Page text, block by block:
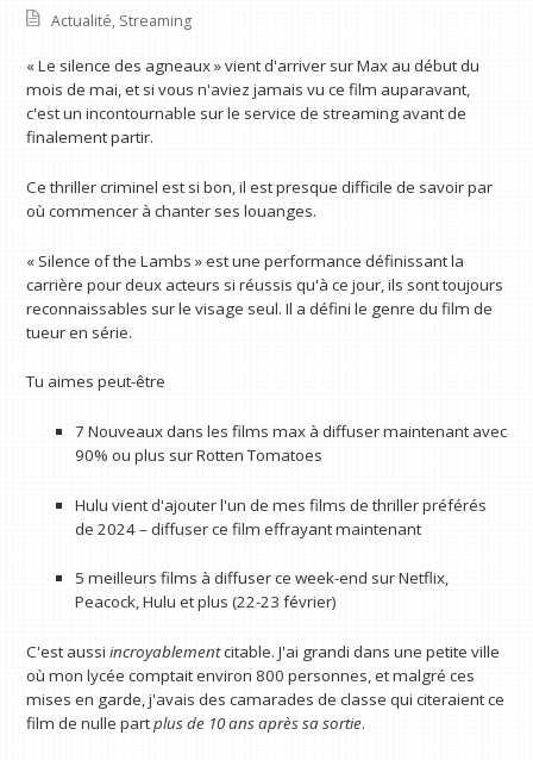
Actualité, Streaming
« Le silence des agneaux » vient d'arriver sur Max au début du
mois de mai, et si vous n'aviez jamais vu ce film auparavant,
c'est un incontournable sur le service de streaming avant de
finalement partir.
Ce thriller criminel est si bon, il est presque difficile de savoir par
où commencer à chanter ses louanges.
« Silence of the Lambs » est une performance définissant la
carrière pour deux acteurs si réussis qu'à ce jour, ils sont toujours
reconnaissables sur le visage seul. Il a défini le genre du film de
tueur en série.
Tu aimes peut-être
7 Nouveaux dans les films max à diffuser maintenant avec
90% ou plus sur Rotten Tomatoes
Hulu vient d'ajouter l'un de mes films de thriller préférés
de 2024 – diffuser ce film effrayant maintenant
5 meilleurs films à diffuser ce week-end sur Netflix,
Peacock, Hulu et plus (22-23 février)
C'est aussiincroyablementcitable. J'ai grandi dans une petite ville
où mon lycée comptait environ 800 personnes, et malgré ces
mises en garde, j'avais des camarades de classe qui citeraient ce
film de nulle partplus de 10 ans après sa sortie.